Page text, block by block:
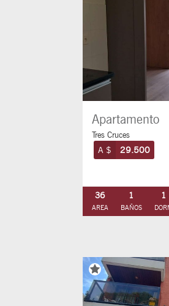
Apartamento
Tres Cruces
A $ 29.500
36
AREA
1
BAÑOS
1